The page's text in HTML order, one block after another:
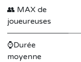
👥 MAX de
joueureuses
⌚Durée
moyenne